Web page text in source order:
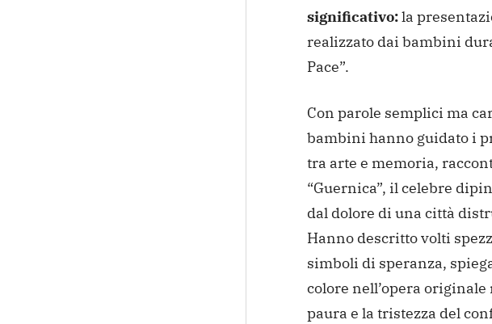
significativo:la
realizzato dai bambini
Pace”.
Con parole semplici ma
bambini hanno guidato i
tra arte e memoria,
“Guernica”, il celebre
dal dolore di una città
Hanno descritto volti
simboli di speranza,
colore nell’opera
paura e la tristezza del